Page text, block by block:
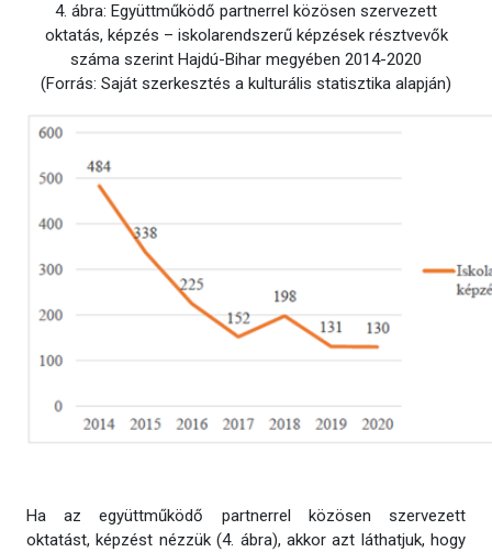
4. ábra: Együttműködő partnerrel közösen szervezett
oktatás, képzés – iskolarendszerű képzések résztvevők
száma szerint Hajdú-Bihar megyében 2014-2020
(Forrás: Saját szerkesztés a kulturális statisztika alapján)
Ha az együttműködő partnerrel közösen szervezett
oktatást, képzést nézzük (4. ábra), akkor azt láthatjuk, hogy